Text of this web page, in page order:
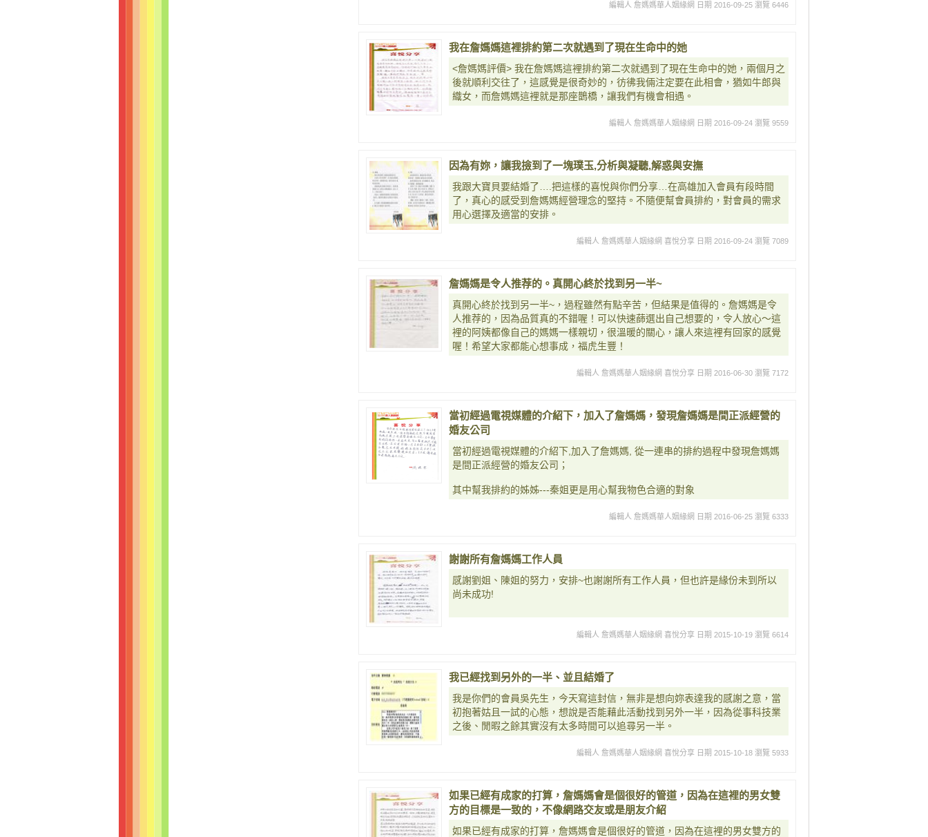
編輯人 詹媽媽華人姻緣網 日期 2016-09-25 瀏覽 6446
我在詹媽媽這裡排約第二次就遇到了現在生命中的她
<詹媽媽評價> 我在詹媽媽這裡排約第二次就遇到了現在生命中的她，兩個月之
後就順利交往了，這感覺是很奇妙的，彷彿我倆注定要在此相會，猶如牛郎與
織女，而詹媽媽這裡就是那座鵲橋，讓我們有機會相遇。
編輯人 詹媽媽華人姻緣網 日期 2016-09-24 瀏覽 9559
因為有妳，讓我撿到了一塊璞玉,分析與凝聽,解惑與安撫
我跟大寶貝要結婚了….把這樣的喜悅與你們分享…在高雄加入會員有段時間
了，真心的感受到詹媽媽經營理念的堅持。不隨便幫會員排約，對會員的需求
用心選擇及適當的安排。
編輯人 詹媽媽華人姻緣網 喜悅分享 日期 2016-09-24 瀏覽 7089
詹媽媽是令人推荐的。真開心終於找到另一半~
真開心終於找到另一半~，過程雖然有點辛苦，但結果是值得的。詹媽媽是令
人推荐的，因為品質真的不錯喔！可以快速蒒選出自己想要的，令人放心～這
裡的阿姨都像自己的媽媽一樣親切，很溫暖的關心，讓人來這裡有回家的感覺
喔！希望大家都能心想事成，福虎生豐！
編輯人 詹媽媽華人姻緣網 喜悅分享 日期 2016-06-30 瀏覽 7172
當初經過電視媒體的介紹下，加入了詹媽媽，發現詹媽媽是間正派經營的
婚友公司
當初經過電視媒體的介紹下,加入了詹媽媽, 從一連串的排約過程中發現詹媽媽
是間正派經營的婚友公司；
其中幫我排約的姊姊---秦姐更是用心幫我物色合適的對象
編輯人 詹媽媽華人姻緣網 日期 2016-06-25 瀏覽 6333
謝謝所有詹媽媽工作人員
感謝劉姐、陳姐的努力，安排~也謝謝所有工作人員，但也許是緣份未到所以
尚未成功!
編輯人 詹媽媽華人姻緣網 喜悅分享 日期 2015-10-19 瀏覽 6614
我已經找到另外的一半、並且結婚了
我是你們的會員吳先生，今天寫這封信，無非是想向妳表達我的感謝之意，當
初抱著姑且一試的心態，想說是否能藉此活動找到另外一半，因為從事科技業
之後、閒暇之餘其實沒有太多時間可以追尋另一半。
編輯人 詹媽媽華人姻緣網 喜悅分享 日期 2015-10-18 瀏覽 5933
如果已經有成家的打算，詹媽媽會是個很好的管道，因為在這裡的男女雙
方的目標是一致的，不像網路交友或是朋友介紹
如果已經有成家的打算，詹媽媽會是個很好的管道，因為在這裡的男女雙方的